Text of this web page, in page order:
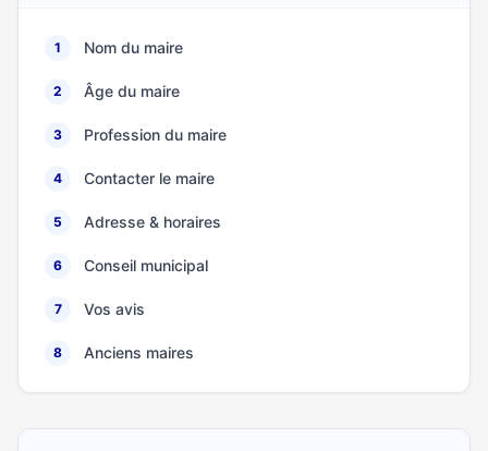
1 Nom du maire
2 Âge du maire
3 Profession du maire
4 Contacter le maire
5 Adresse & horaires
6 Conseil municipal
7 Vos avis
8 Anciens maires